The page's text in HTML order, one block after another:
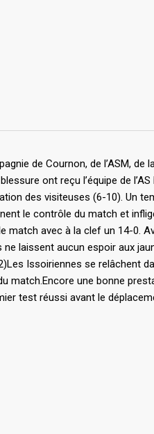
de Cournon, de l’ASM, de
ont reçu l’équipe de
des visiteuses (6-10). Un
le contrôle du match et
avec à la clef un 14-0.
laissent aucun espoir aux
Issoiriennes se relâchent
match.Encore une bonne
test réussi avant le